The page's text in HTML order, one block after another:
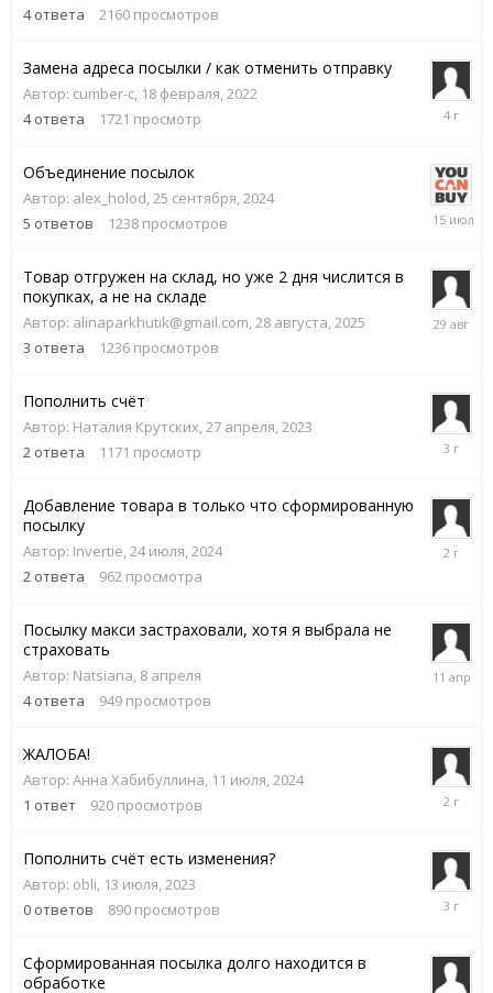
4 ответа 2160 просмотров
Замена адреса посылки / как отменить отправку
Автор: cumber-c, 18 февраля, 2022
4 ответа 1721 просмотр
19
Объединение посылок
Автор: alex_holod,25 сентября, 2024
5 ответов 1238 просмотров
15
Товар отгружен на склад, но уже 2 дня числится в
покупках, а не на складе
Автор: alinaparkhutik@gmail.com,28 августа, 2025
3 ответа 1236 просмотров
29
Пополнить счёт
Автор: Наталия Крутских,27 апреля, 2023
2 ответа 1171 просмотр
27
Добавление товара в только что сформированную
посылку
Автор: Invertie,24 июля, 2024
2 ответа 962 просмотра
24
Посылку макси застраховали, хотя я выбрала не
страховать
Автор: Natsiana, 8 апреля
4 ответа 949 просмотров
11
апреля
ЖАЛОБА!
Автор: Анна Хабибуллина, 11 июля, 2024
1 ответ 920 просмотров
11
Пополнить счёт есть изменения?
Автор: obli, 13 июля, 2023
0 ответов 890 просмотров
13
Сформированная посылка долго находится в
обработке